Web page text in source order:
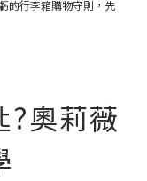
的行李箱購物守則，先
?奧莉薇